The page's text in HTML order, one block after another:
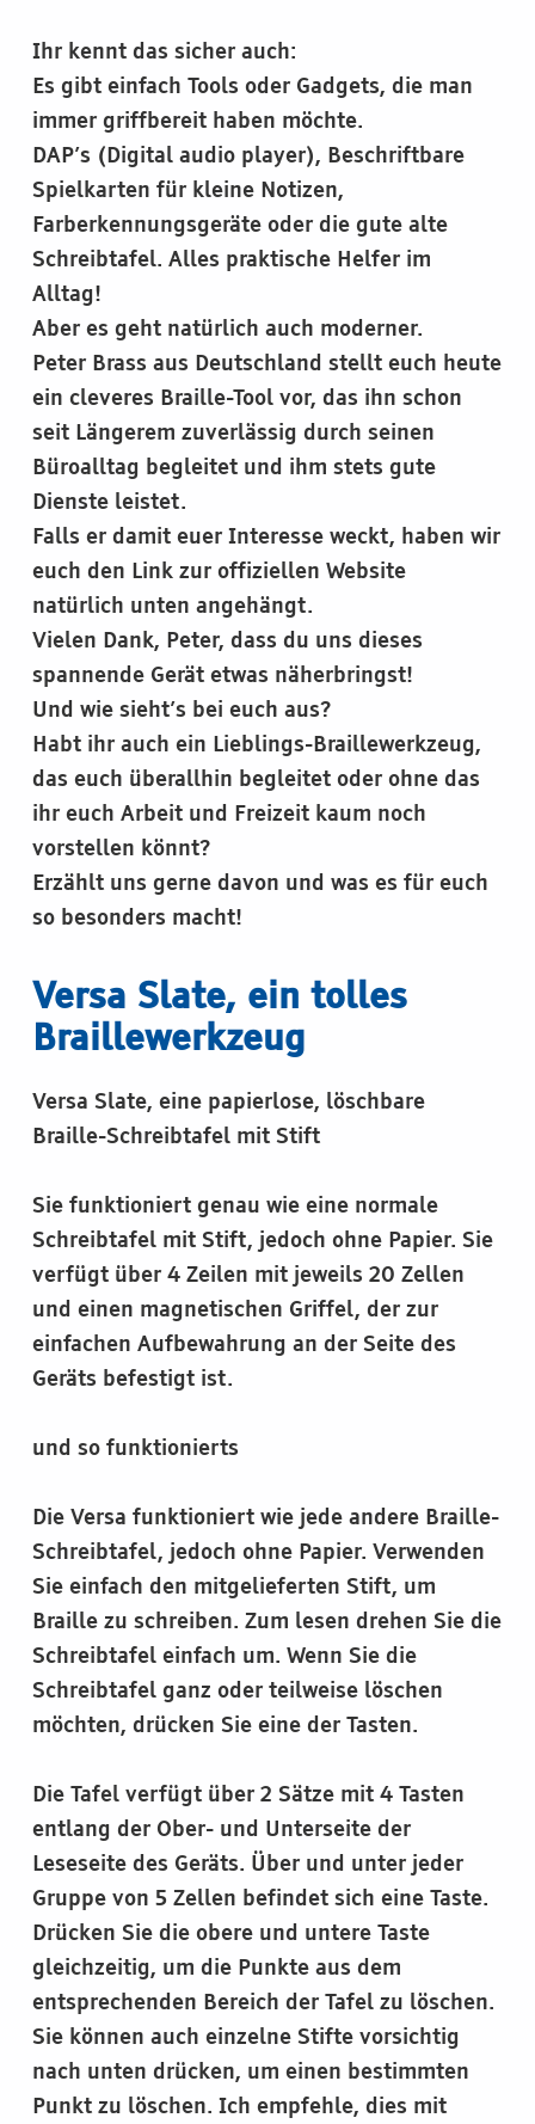
Ihr kennt das sicher auch:
Es gibt einfach Tools oder Gadgets, die man
immer griffbereit haben möchte.
DAP’s (Digital audio player), Beschriftbare
Spielkarten für kleine Notizen,
Farberkennungsgeräte oder die gute alte
Schreibtafel. Alles praktische Helfer im
Alltag!
Aber es geht natürlich auch moderner.
Peter Brass aus Deutschland stellt euch heute
ein cleveres Braille-Tool vor, das ihn schon
seit Längerem zuverlässig durch seinen
Büroalltag begleitet und ihm stets gute
Dienste leistet.
Falls er damit euer Interesse weckt, haben wir
euch den Link zur offiziellen Website
natürlich unten angehängt.
Vielen Dank, Peter, dass du uns dieses
spannende Gerät etwas näherbringst!
Und wie sieht’s bei euch aus?
Habt ihr auch ein Lieblings-Braillewerkzeug,
das euch überallhin begleitet oder ohne das
ihr euch Arbeit und Freizeit kaum noch
vorstellen könnt?
Erzählt uns gerne davon und was es für euch
so besonders macht!
Versa Slate, ein tolles
Braillewerkzeug
Versa Slate, eine papierlose, löschbare
Braille-Schreibtafel mit Stift
Sie funktioniert genau wie eine normale
Schreibtafel mit Stift, jedoch ohne Papier. Sie
verfügt über 4 Zeilen mit jeweils 20 Zellen
und einen magnetischen Griffel, der zur
einfachen Aufbewahrung an der Seite des
Geräts befestigt ist.
und so funktionierts
Die Versa funktioniert wie jede andere Braille-
Schreibtafel, jedoch ohne Papier. Verwenden
Sie einfach den mitgelieferten Stift, um
Braille zu schreiben. Zum lesen drehen Sie die
Schreibtafel einfach um. Wenn Sie die
Schreibtafel ganz oder teilweise löschen
möchten, drücken Sie eine der Tasten.
Die Tafel verfügt über 2 Sätze mit 4 Tasten
entlang der Ober- und Unterseite der
Leseseite des Geräts. Über und unter jeder
Gruppe von 5 Zellen befindet sich eine Taste.
Drücken Sie die obere und untere Taste
gleichzeitig, um die Punkte aus dem
entsprechenden Bereich der Tafel zu löschen.
Sie können auch einzelne Stifte vorsichtig
nach unten drücken, um einen bestimmten
Punkt zu löschen. Ich empfehle, dies mit